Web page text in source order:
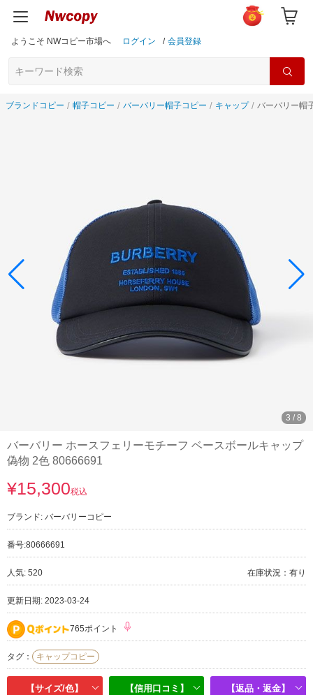
ようこそ NWコピー市場へ ログイン / 会員登録
ブランドコピー 帽子コピー バーバリー帽子コピー キャップ バーバリー帽
3 / 8
バーバリー ホースフェリーモチーフ ベースボールキャップ
偽物 2色 80666691
¥15,300税込
ブランド: バーバリーコピー
番号:80666691
人気: 520 在庫状況：有り
更新日期: 2023-03-24
765ポイント
タグ： キャップコピー
【サイズ/色】 【信用口コミ】 【返品・返金】